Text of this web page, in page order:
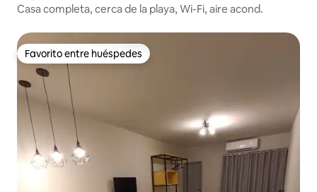
Casa completa, cerca de la playa, Wi-Fi, aire acond.
Favorito entre huéspedes
Favorito entre huéspedes